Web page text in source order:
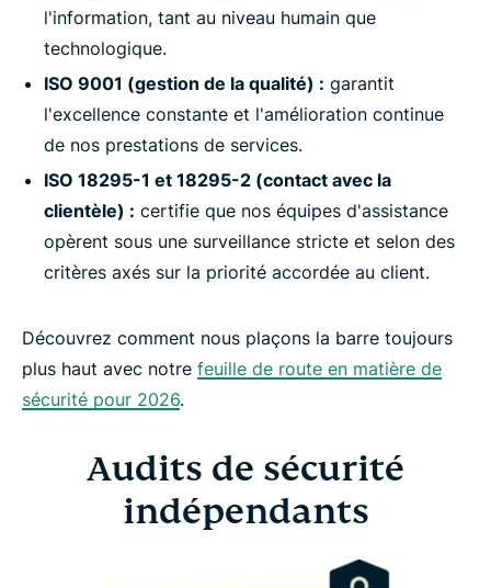
l'information, tant au niveau humain que
technologique.
ISO 9001 (gestion de la qualité) : garantit
l'excellence constante et l'amélioration continue
de nos prestations de services.
ISO 18295-1 et 18295-2 (contact avec la
clientèle) : certifie que nos équipes d'assistance
opèrent sous une surveillance stricte et selon des
critères axés sur la priorité accordée au client.
Découvrez comment nous plaçons la barre toujours
plus haut avec notre feuille de route en matière de
sécurité pour 2026.
Audits de sécurité
indépendants